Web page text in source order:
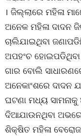
। ଜିଲ୍ଲାରେ ମହିଳା
ଅନେକ ମହିଳା ଦାଦନ
ଚାଲିଯାଇଥିବା
ଅପହଂଚ
ଗାର ବୋଲି
ଅନେକାଂଶରେ ଦାଦନ
ଘଟଣା ମଧ୍ୟ
ଦିଆଯାଉନଥିବା
ଶିକ୍ଷିତ ମହିଳା